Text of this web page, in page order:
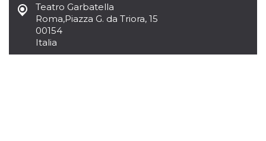
Teatro Garbatella
Roma,Piazza G. da Triora, 15
00154
Italia